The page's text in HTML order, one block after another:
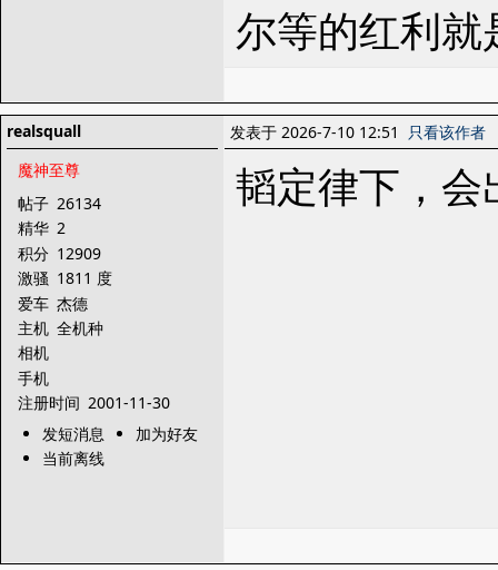
尔等的红利
realsquall
魔神至尊
帖子 26134
精华 2
积分 12909
激骚 1811 度
爱车 杰德
主机 全机种
相机
手机
注册时间 2001-11-30
发短消息
加为好友
当前离线
发表于 2026-7-10 12:51 只看该作者
韬定律下，